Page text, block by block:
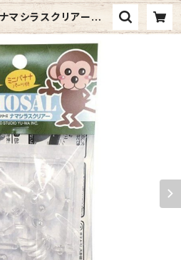
マシラスクリアー 1
ルショップ BASE店